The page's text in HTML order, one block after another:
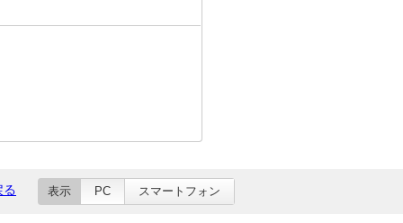
る 表示 PC スマートフォン